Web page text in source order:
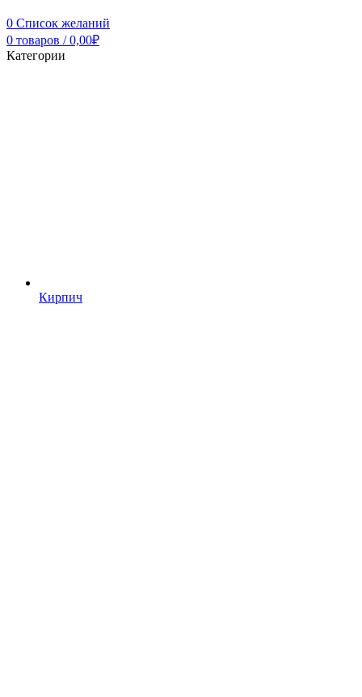
0 Список желаний
0 товаров / 0,00₽
Категории
Кирпич